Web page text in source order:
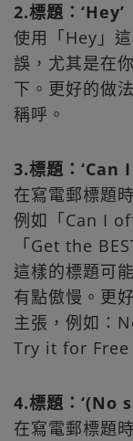
2.標題：‘Hey’
使用「Hey」
誤，尤其是在
下。更好的做
稱呼。
3.標題：
在寫電郵標題
例如「Can I
「Get the
這樣的標題可
有點傲慢。更
主張，例如：
Try it for Free
4.標題：‘(No
在寫電郵標題